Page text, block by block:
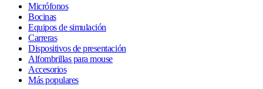
Micrófonos
Bocinas
Equipos de simulación
Carreras
Dispositivos de presentación
Alfombrillas para mouse
Accesorios
Más populares